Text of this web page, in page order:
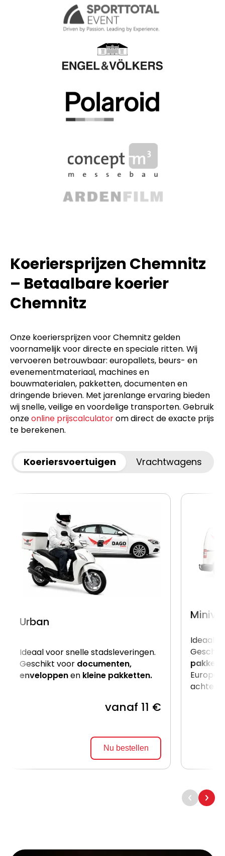
Koeriersprijzen Chemnitz
– Betaalbare koerier
Chemnitz
Onze koeriersprijzen voor Chemnitz gelden
voornamelijk voor directe en speciale ritten. Wij
vervoeren betrouwbaar: europallets, beurs- en
evenementmateriaal, machines en
bouwmaterialen, pakketten, documenten en
dringende brieven. Met jarenlange ervaring bieden
wij snelle, veilige en voordelige transporten. Gebruik
onzeonline prijscalculatorom direct de exacte prijs
te berekenen.
Koeriersvoertuigen Vrachtwagens
Urban
Ideaal voor snelle stadsleveringen.
Geschikt voor documenten,
enveloppenen kleine pakketten.
vanaf 11 €
Nu bestellen
Ideaal